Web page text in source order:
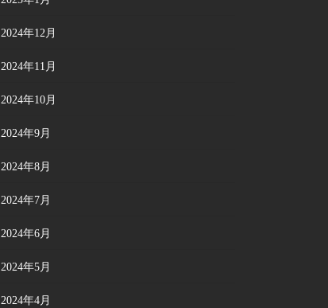
2024年12月
2024年11月
2024年10月
2024年9月
2024年8月
2024年7月
2024年6月
2024年5月
2024年4月